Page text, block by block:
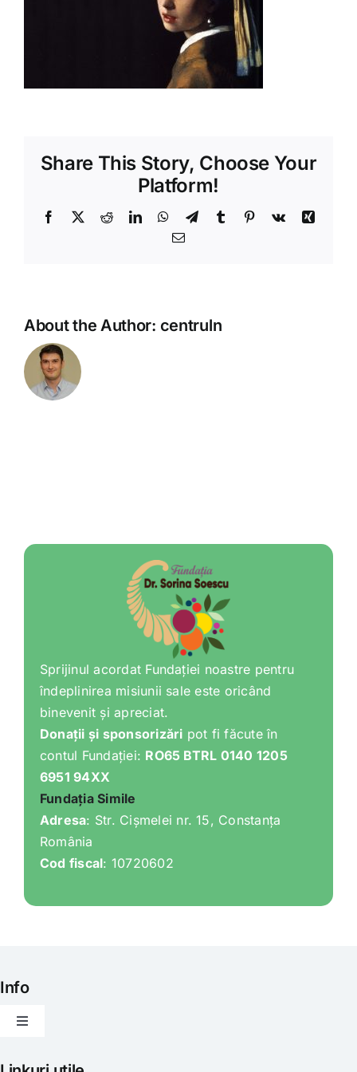
Shop
Tratamente naturale
Share This Story, Choose Your
Platform!
Facebook
X RedditLinkedInWhatsApp
TelegramTumblr Pinterest
Vk
Xing
Email
About the Author: centruln
Sprijinul acordat Fundației noastre pentru
îndeplinirea misiunii sale este oricând
binevenit și apreciat.
Donații și sponsorizări pot fi făcute în
contul Fundației: RO65 BTRL 0140 1205
6951 94XX
Fundația Simile
Adresa: Str. Cișmelei nr. 15, Constanța
România
Cod fiscal: 10720602
Info
Toggle
Articole